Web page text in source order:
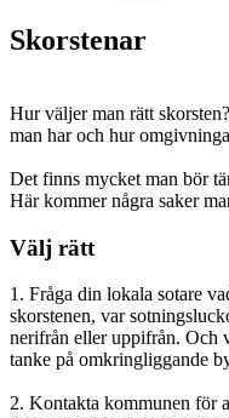
Skorstenar
Hur väljer man rätt
man har och hur
Det finns mycket man bör
Här kommer några saker
Välj rätt
1. Fråga din lokala sotare
skorstenen, var
nerifrån eller uppifrån. Och
tanke på omkringliggande
2. Kontakta kommunen för